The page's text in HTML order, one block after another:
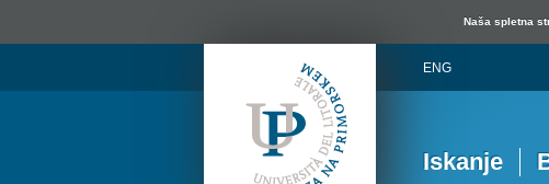
Naša spletna
ENG
Iskanje